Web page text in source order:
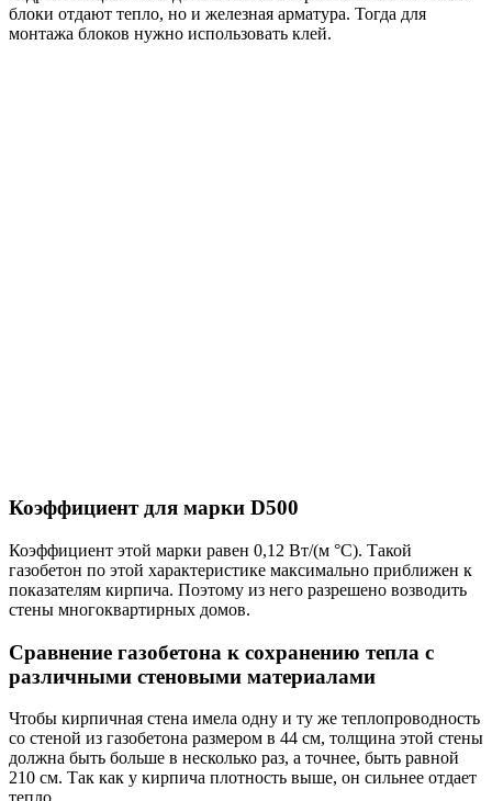
блоки отдают тепло, но и железная арматура. Тогда для
монтажа блоков нужно использовать клей.
Коэффициент для марки D500
Коэффициент этой марки равен 0,12 Вт/(м °С). Такой
газобетон по этой характеристике максимально приближен к
показателям кирпича. Поэтому из него разрешено возводить
стены многоквартирных домов.
Сравнение газобетона к сохранению тепла с
различными стеновыми материалами
Чтобы кирпичная стена имела одну и ту же теплопроводность
со стеной из газобетона размером в 44 см, толщина этой стены
должна быть больше в несколько раз, а точнее, быть равной
210 см. Так как у кирпича плотность выше, он сильнее отдает